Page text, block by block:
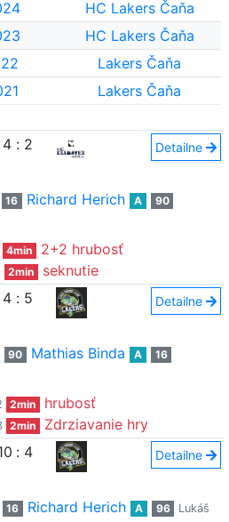
HC Lakers Čaňa
HC Lakers Čaňa
Lakers Čaňa
Lakers Čaňa
4 : 2 Detailne
16 Richard Herich A
90
4min 2+2 hrubosť
2min
seknutie
4 : 5 Detailne
90 Mathias Binda A
16
2min hrubosť
2min
Zdrziavanie hry
: 4 Detailne
16 Richard Herich A 96
Lukáš